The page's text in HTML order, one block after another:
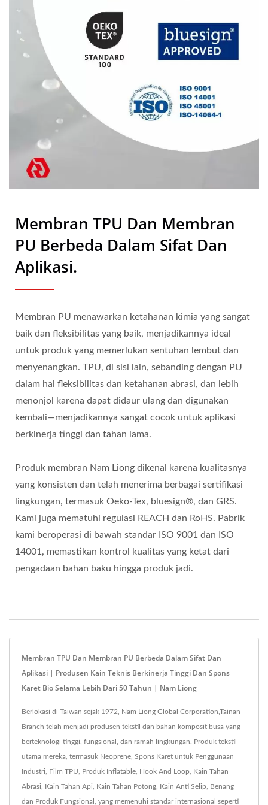
Membran TPU Dan Membran
PU Berbeda Dalam Sifat Dan
Aplikasi.
Membran PU menawarkan ketahanan kimia yang sangat
baik dan fleksibilitas yang baik, menjadikannya ideal
untuk produk yang memerlukan sentuhan lembut dan
menyenangkan. TPU, di sisi lain, sebanding dengan PU
dalam hal fleksibilitas dan ketahanan abrasi, dan lebih
menonjol karena dapat didaur ulang dan digunakan
kembali—menjadikannya sangat cocok untuk aplikasi
berkinerja tinggi dan tahan lama.
Produk membran Nam Liong dikenal karena kualitasnya
yang konsisten dan telah menerima berbagai sertifikasi
lingkungan, termasuk Oeko-Tex, bluesign®, dan GRS.
Kami juga mematuhi regulasi REACH dan RoHS. Pabrik
kami beroperasi di bawah standar ISO 9001 dan ISO
14001, memastikan kontrol kualitas yang ketat dari
pengadaan bahan baku hingga produk jadi.
Membran TPU Dan Membran PU Berbeda Dalam Sifat Dan
Aplikasi | Produsen Kain Teknis Berkinerja Tinggi Dan Spons
Karet Bio Selama Lebih Dari 50 Tahun | Nam Liong
Berlokasi di Taiwan sejak 1972, Nam Liong Global Corporation,Tainan
Branch telah menjadi produsen tekstil dan bahan komposit busa yang
berteknologi tinggi, fungsional, dan ramah lingkungan. Produk tekstil
utama mereka, termasuk Neoprene, Spons Karet untuk Penggunaan
Industri, Film TPU, Produk Inflatable, Hook And Loop, Kain Tahan
Abrasi, Kain Tahan Api, Kain Tahan Potong, Kain Anti Selip, Benang
dan Produk Fungsional, yang memenuhi standar internasional seperti